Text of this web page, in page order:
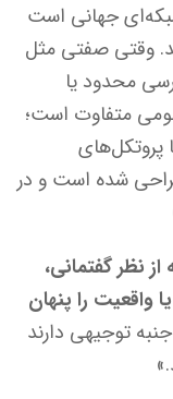
جهانی است
وقتی صفتی مثل
محدود یا
متفاوت است؛
پروتکل‌های
شده است و در
نظر گفتمانی،
واقعیت را پنهان
توجیهی دارند